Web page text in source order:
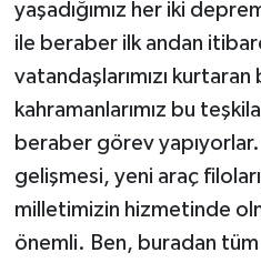
yaşadığımız her iki
ile beraber ilk andan
vatandaşlarımızı
kahramanlarımız bu
beraber görev yapıyorlar.
gelişmesi, yeni araç
milletimizin hizmetinde
önemli. Ben, buradan